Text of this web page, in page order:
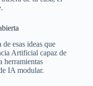
esas ideas que
Artificial capaz de
herramientas
IA modular.